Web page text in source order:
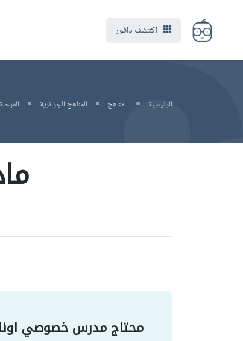
اكتشف دافور
الرئيسية المناهج المناهج الجزائرية
محتاج مدرس خصوصي